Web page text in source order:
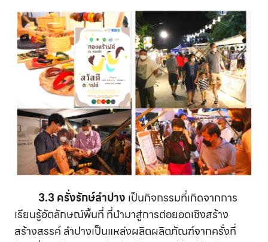
3.3 ครั่งรักษ์ลำปาง เป็นกิจกรรมที่เกิดจากการ
เรียนรู้อัตลักษณ์พื้นที่ ที่นำมาสู่การต่อยอดเชิงสร้าง
สร้างสรรค์ ลำปางเป็นแหล่งผลิตผลิตภัณฑ์จากครั่งที่